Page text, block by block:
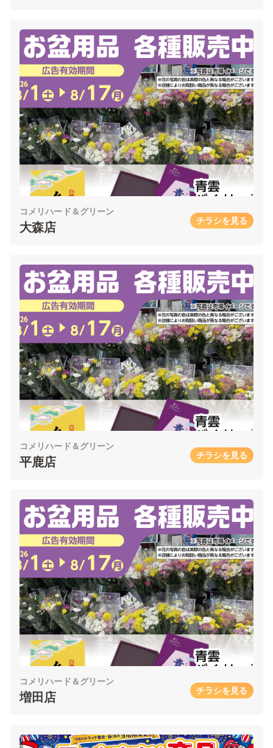
コメリハード＆グリーン
大森店 チラシを見る
コメリハード＆グリーン
平鹿店 チラシを見る
コメリハード＆グリーン
増田店 チラシを見る